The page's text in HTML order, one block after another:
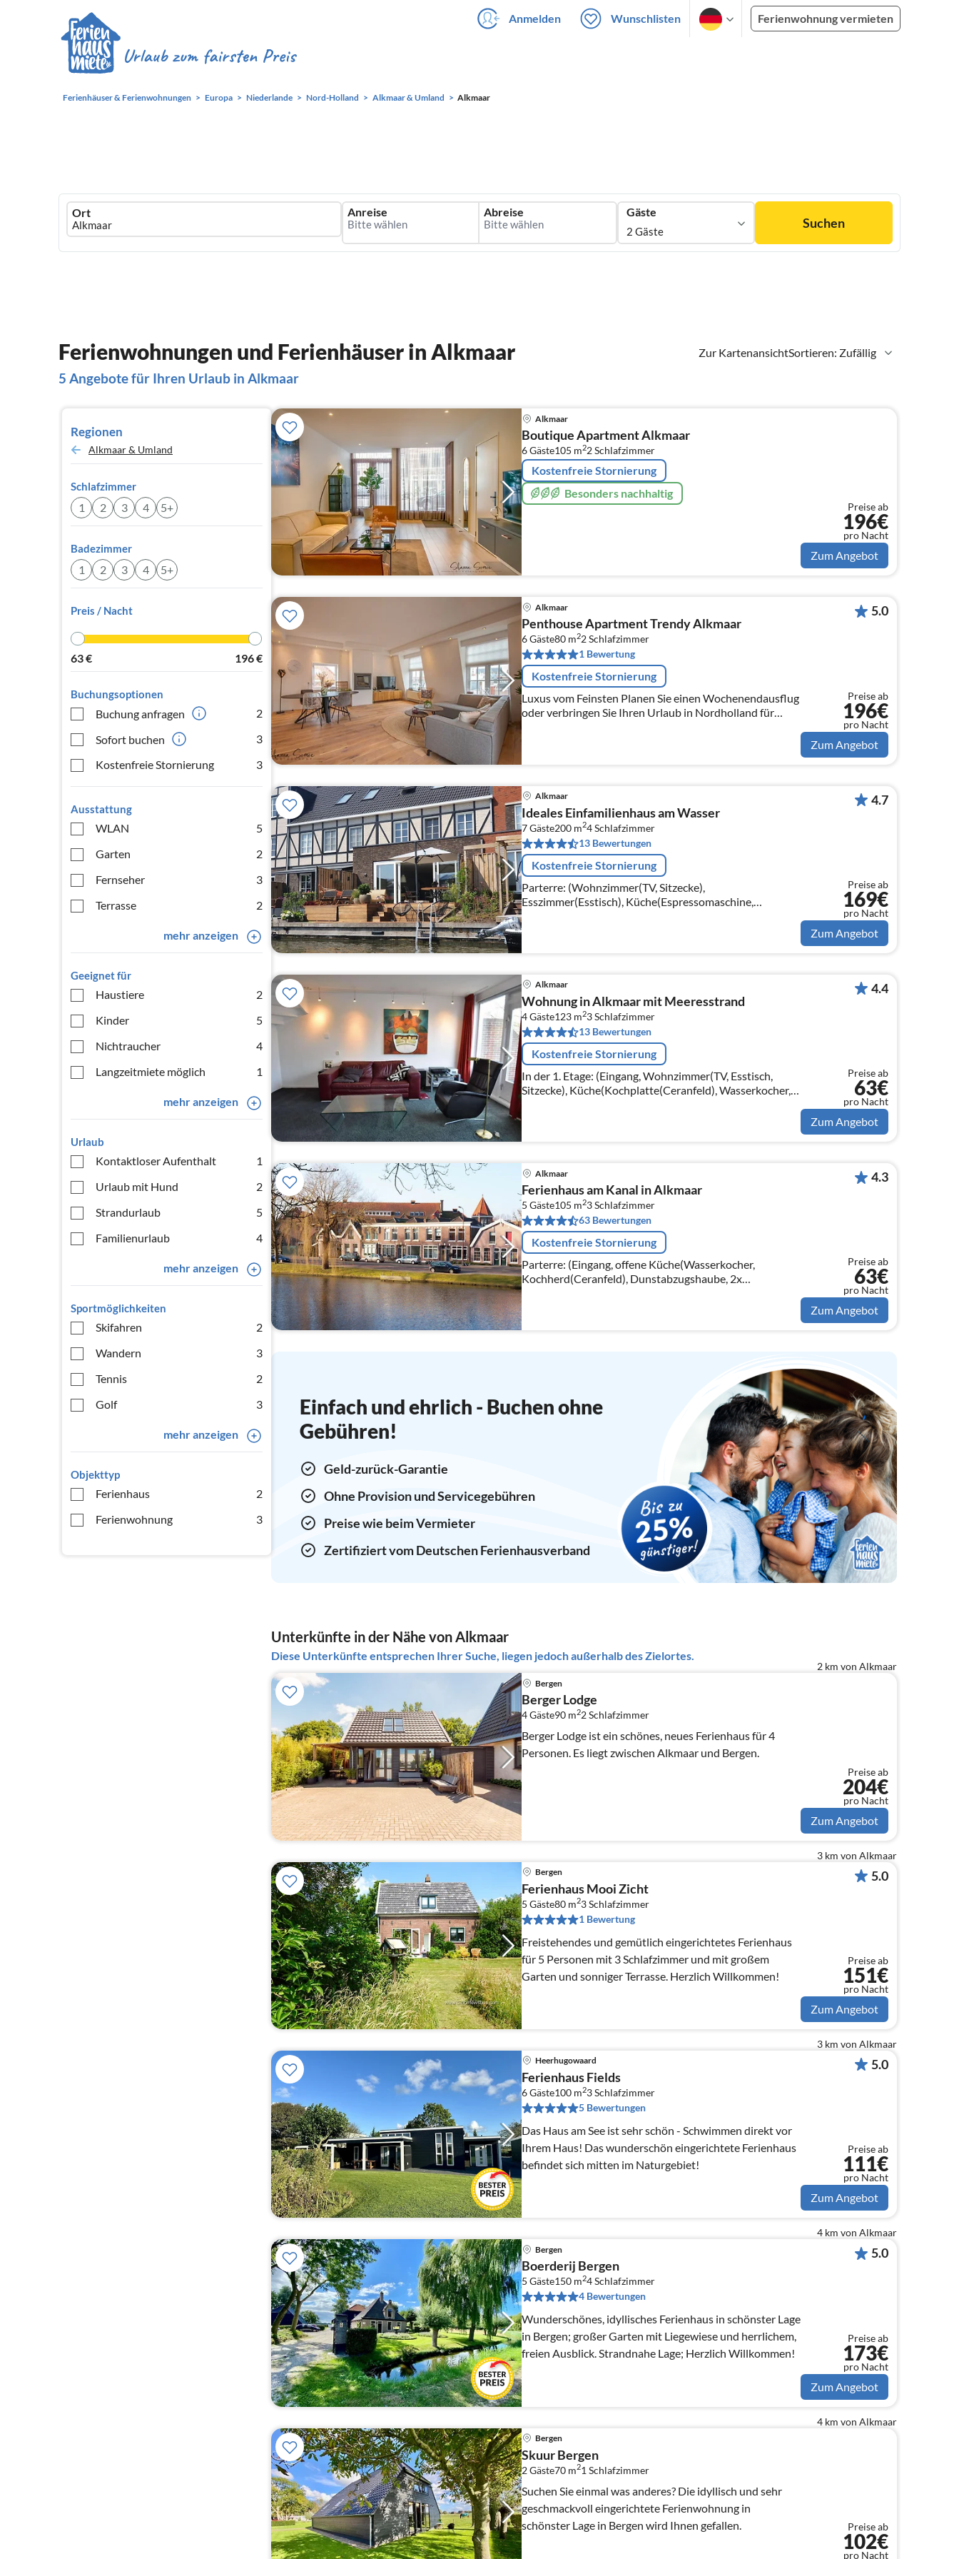
Anmelden Wunschlisten Ferienwohnung vermieten
Ferienhäuser & Ferienwohnungen Europa Niederlande Nord-Holland Alkmaar & Umland Alkmaar
Ferienhausmiete
logo
Ort Anreise Abreise Gäste
2 Gäste
Suchen
Zur KartenansichtSortieren: Zufällig
Ferienwohnungen und Ferienhäuser in Alkmaar
5 Angebote für Ihren Urlaub in Alkmaar
Regionen
Alkmaar & Umland
Schlafzimmer
1 2 3 4 5+
Badezimmer
1 2 3 4 5+
Preis / Nacht
63€ 196€
Buchungsoptionen
Buchung anfragen
2
Sofort buchen
3
Kostenfreie Stornierung
3
Ausstattung
WLAN
5
Garten
2
Fernseher
3
Terrasse
2
mehr anzeigen
Geeignet für
Haustiere
2
Kinder
5
Nichtraucher
4
Langzeitmiete möglich
1
mehr anzeigen
Urlaub
Kontaktloser Aufenthalt
1
Urlaub mit Hund
2
Strandurlaub
5
Familienurlaub
4
mehr anzeigen
Sportmöglichkeiten
Skifahren
2
Wandern
3
Tennis
2
Golf
3
mehr anzeigen
Objekttyp
Ferienhaus
2
Ferienwohnung
3
Alkmaar
Boutique Apartment Alkmaar
6 Gäste105 m22Schlafzimmer
Kostenfreie Stornierung
Besonders nachhaltig
Preise ab
196€
pro Nacht
Zum Angebot
Alkmaar
Penthouse Apartment Trendy Alkmaar
6 Gäste80 m22Schlafzimmer
1 Bewertung
Kostenfreie Stornierung
Luxus vom Feinsten Planen Sie einen Wochenendausflug
oder verbringen Sie Ihren Urlaub in Nordholland für
einen längeren Zeitraum, dann sind Sie bei uns genau
5.0
Preise ab
196€
pro Nacht
Zum Angebot
Alkmaar
Ideales Einfamilienhaus am Wasser
7 Gäste200 m24Schlafzimmer
13 Bewertungen
Kostenfreie Stornierung
Parterre: (Wohnzimmer(TV, Sitzecke),
Esszimmer(Esstisch), Küche(Espressomaschine,
Mikrowelle, Spülmaschine, Kühlschrank,
4.7
Preise ab
169€
pro Nacht
Zum Angebot
Alkmaar
Wohnung in Alkmaar mit Meeresstrand
4 Gäste123 m23Schlafzimmer
13 Bewertungen
Kostenfreie Stornierung
In der 1. Etage: (Eingang, Wohnzimmer(TV, Esstisch,
Sitzecke), Küche(Kochplatte(Ceranfeld), Wasserkocher,
4.4
Preise ab
63€
pro Nacht
Zum Angebot
Alkmaar
Ferienhaus am Kanal in Alkmaar
5 Gäste105 m23Schlafzimmer
63 Bewertungen
Kostenfreie Stornierung
Parterre: (Eingang, offene Küche(Wasserkocher,
Kochherd(Ceranfeld), Dunstabzugshaube, 2x
Kaffeemaschine(cups, Filter), Backofen(Grillofen),
Spülmaschine)
4.3
Preise ab
63€
pro Nacht
Zum Angebot
Einfach und ehrlich - Buchen ohne
Gebühren!
Geld-zurück-Garantie
Ohne Provision und Servicegebühren
Preise wie beim Vermieter
Zertifiziert vom Deutschen Ferienhausverband
Unterkünfte in der Nähe von Alkmaar
Diese Unterkünfte entsprechen Ihrer Suche, liegen jedoch außerhalb des Zielortes.
2 km von Alkmaar
Bergen
Berger Lodge
4 Gäste90 m22Schlafzimmer
Berger Lodge ist ein schönes, neues Ferienhaus für 4
Personen. Es liegt zwischen Alkmaar und Bergen.
Preise ab
204€
pro Nacht
Zum Angebot
3 km von Alkmaar
Bergen
Ferienhaus Mooi Zicht
5 Gäste80 m23Schlafzimmer
1 Bewertung
Freistehendes und gemütlich eingerichtetes Ferienhaus
für 5 Personen mit 3 Schlafzimmer und mit großem
Garten und sonniger Terrasse. Herzlich Willkommen!
5.0
Preise ab
151€
pro Nacht
Zum Angebot
3 km von Alkmaar
Heerhugowaard
Ferienhaus Fields
6 Gäste100 m23Schlafzimmer
5 Bewertungen
Das Haus am See ist sehr schön - Schwimmen direkt vor
Ihrem Haus! Das wunderschön eingerichtete Ferienhaus
befindet sich mitten im Naturgebiet!
5.0
Preise ab
111€
pro Nacht
Zum Angebot
4 km von Alkmaar
Bergen
Boerderij Bergen
5 Gäste150 m24Schlafzimmer
4 Bewertungen
Wunderschönes, idyllisches Ferienhaus in schönster Lage
in Bergen; großer Garten mit Liegewiese und herrlichem,
freien Ausblick. Strandnahe Lage; Herzlich Willkommen!
5.0
Preise ab
173€
pro Nacht
Zum Angebot
4 km von Alkmaar
Bergen
Skuur Bergen
2 Gäste70 m21 Schlafzimmer
Suchen Sie einmal was anderes? Die idyllisch und sehr
geschmackvoll eingerichtete Ferienwohnung in
schönster Lage in Bergen wird Ihnen gefallen.
Preise ab
102€
pro Nacht